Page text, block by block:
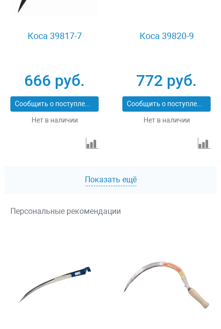
Коса 39817-7
666 руб.
Сообщить о поступлении
Нет в наличии
Коса 39820-9
772 руб.
Сообщить о поступлении
Нет в наличии
Показать ещё
Персональные рекомендации